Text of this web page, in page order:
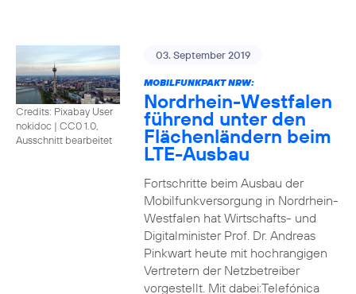
Credits: Pixabay User
nokidoc | CC0 1.0,
Ausschnitt bearbeitet
03. September 2019
MOBILFUNKPAKT NRW:
Nordrhein-Westfalen
führend unter den
Flächenländern beim
LTE-Ausbau
Fortschritte beim Ausbau der
Mobilfunkversorgung in Nordrhein-
Westfalen hat Wirtschafts- und
Digitalminister Prof. Dr. Andreas
Pinkwart heute mit hochrangigen
Vertretern der Netzbetreiber
vorgestellt. Mit dabei:Telefónica